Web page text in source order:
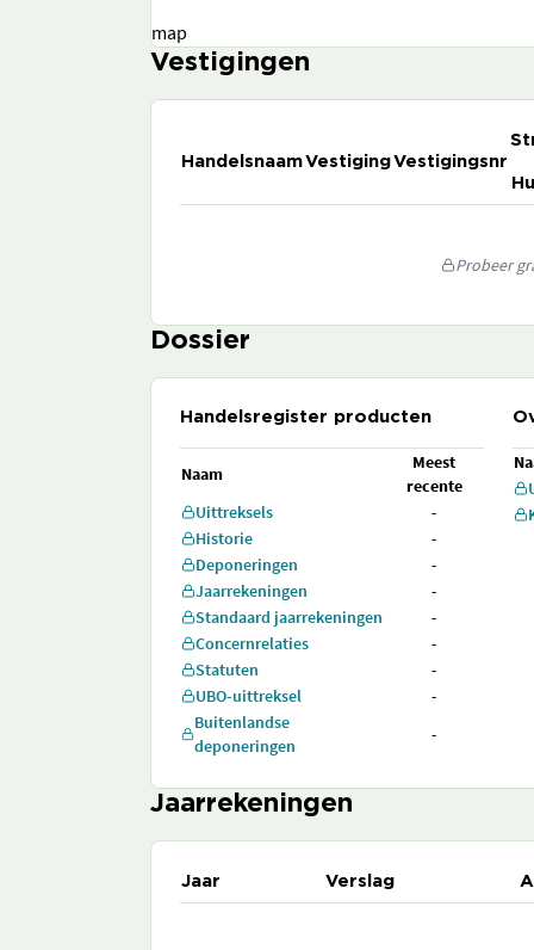
map
Vestigingen
HandelsnaamVestigingVestigingsnr
Probeer
Dossier
Handelsregister producten
Naam
Meest
recente
Uittreksels
-
Historie
-
Deponeringen
-
Jaarrekeningen
-
Standaard jaarrekeningen
-
Concernrelaties
-
Statuten
-
UBO-uittreksel
-
Buitenlandse
deponeringen
-
Jaarrekeningen
Jaar Verslag